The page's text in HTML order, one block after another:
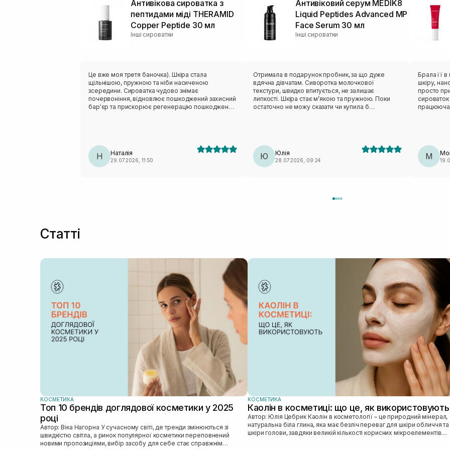
Антивікова сироватка з
пептидами міді THERAMID
Copper Peptide 30 мл
Інші сироватки
Це вже моя третя баночка). Шкіра стала
щільнішою, пружною та ніби насиченою
зсередини. Сироватка чудово знімає
почервоніння, відновлює пошкоджений захисний
бар'єр та прискорює регенерацію пошкоджень.
Н Наталія
29.07.2026, 11:50
Антивіковий серум MEDIK8
Liquid Peptides Advanced MP
Face Serum 30 мл
Інші сироватки
Отримала в подарунок пробник, за що дуже
вдячна дівчатам. Сиворотка молочкової
текстури, швидко впитується, не залишає
липкості. Шкіра стає мʼякою та пружною. Поки
остаточно не можу сказати чи купила б
Ю Юлія
28.07.2026, 09:24
Брала її в
шкіру,
просто
працююча.
M
Статті
КОСМЕТИКА
Топ 10 брендів доглядової косметики у 2025
році
Автор: Віка Нагорна У сучасному світі, де тренди змінюються зі
швидкістю світла, а ринок популярної косметики переповнений
новими пропозиціями, вибір засобу для себе стає справжнім
КОСМЕТИКА
Каолін в косметиці: що це, як використовують
Автор: Юлія Цебрик Каолін в косметології – це природний мінерал,
натуральна біла глина, яка має безліч переваг для шкіри обличчя та
шкіри голови, завдяки великій кількості корисних мікроелементів....